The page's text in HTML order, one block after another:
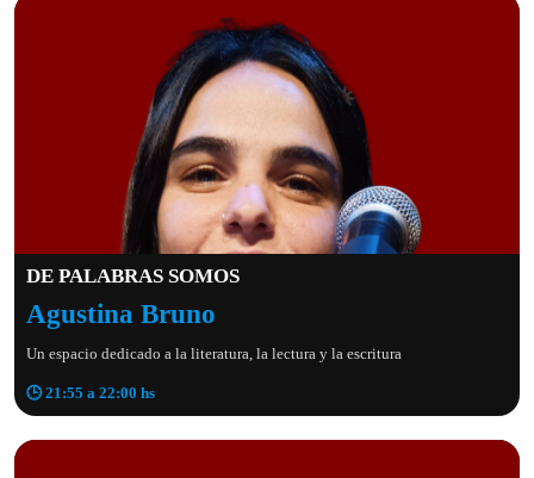
DE PALABRAS SOMOS
Agustina Bruno
Un espacio dedicado a la literatura, la lectura y la escritura
🕒 21:55 a 22:00 hs